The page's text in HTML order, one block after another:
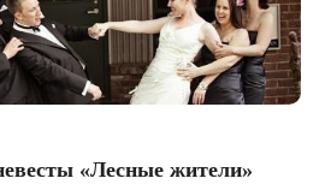
«Лесные жители»